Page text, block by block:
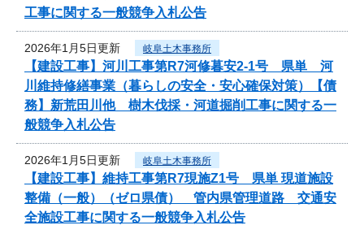
工事に関する一般競争入札公告
2026年1月5日更新 岐阜土木事務所
【建設工事】河川工事第R7河修暮安2-1号 県単 河
川維持修繕事業（暮らしの安全・安心確保対策）【債
務】新荒田川他 樹木伐採・河道掘削工事に関する一
般競争入札公告
2026年1月5日更新 岐阜土木事務所
【建設工事】維持工事第R7現施Z1号 県単 現道施設
整備（一般）（ゼロ県債） 管内県管理道路 交通安
全施設工事に関する一般競争入札公告